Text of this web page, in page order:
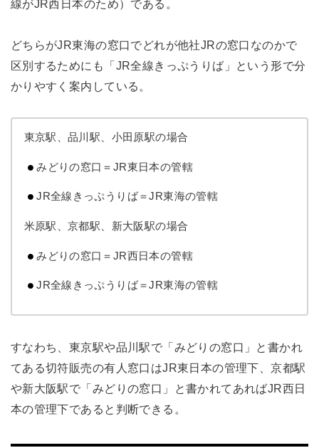
線がJR西日本のため）である。
どちらがJR東海の窓口でどれが他社JRの窓口なのかで
区別するためにも「JR全線きっぷうりば」という形で分
かりやすく案内している。
東京駅、品川駅、小田原駅の場合
みどりの窓口＝JR東日本の管轄
JR全線きっぷうりば＝JR東海の管轄
米原駅、京都駅、新大阪駅の場合
みどりの窓口＝JR西日本の管轄
JR全線きっぷうりば＝JR東海の管轄
すなわち、東京駅や品川駅で「みどりの窓口」と書かれ
てある切符販売の有人窓口はJR東日本の管理下、京都駅
や新大阪駅で「みどりの窓口」と書かれてあればJR西日
本の管理下であると判断できる。